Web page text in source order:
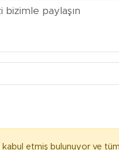
kabul etmiş bulunuyor ve